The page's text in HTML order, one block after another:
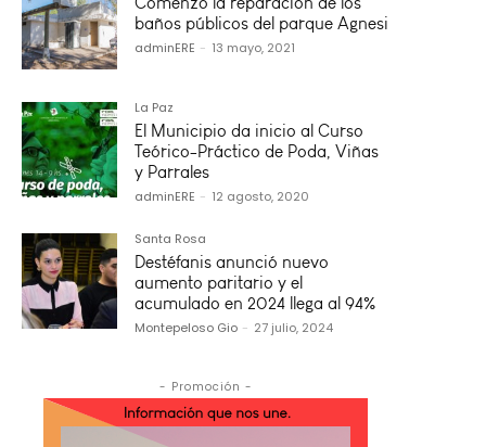
baños públicos del parque Agnesi
adminERE - 13 mayo, 2021
La Paz
El Municipio da inicio al Curso
Teórico-Práctico de Poda, Viñas
y Parrales
adminERE - 12 agosto, 2020
Santa Rosa
Destéfanis anunció nuevo
aumento paritario y el
acumulado en 2024 llega al 94%
Montepeloso Gio - 27 julio, 2024
- Promoción -